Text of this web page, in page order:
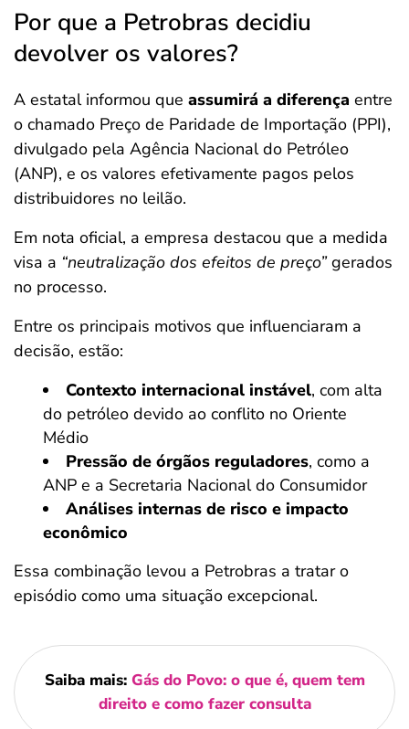
Por que a Petrobras decidiu
devolver os valores?
A estatal informou que assumirá a diferença entre
o chamado Preço de Paridade de Importação (PPI),
divulgado pela Agência Nacional do Petróleo
(ANP), e os valores efetivamente pagos pelos
distribuidores no leilão.
Em nota oficial, a empresa destacou que a medida
visa a “neutralização dos efeitos de preço”gerados
no processo.
Entre os principais motivos que influenciaram a
decisão, estão:
Contexto internacional instável, com alta
do petróleo devido ao conflito no Oriente
Médio
Pressão de órgãos reguladores, como a
ANP e a Secretaria Nacional do Consumidor
Análises internas de risco e impacto
econômico
Essa combinação levou a Petrobras a tratar o
episódio como uma situação excepcional.
Saiba mais: Gás do Povo: o que é, quem tem
direito e como fazer consulta